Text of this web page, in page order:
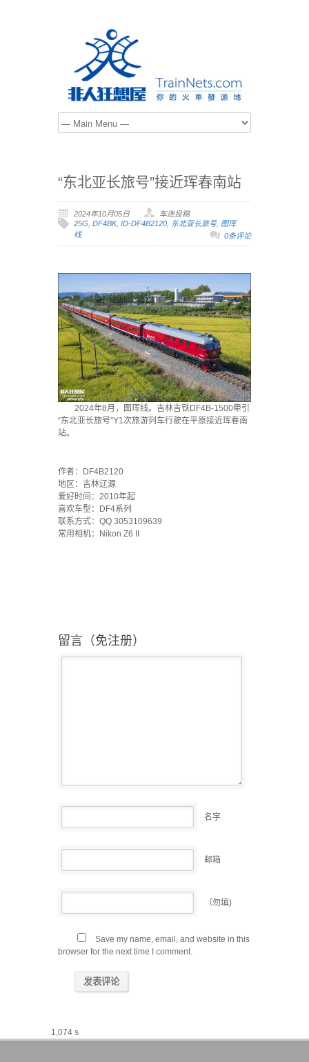
“东北亚长旅号”接近珲春南站
2024年10月05日
车迷投稿
25G, DF4BK, ID-DF4B2120, 东北亚长旅号, 图珲
线
0条评论
2024年8月，图珲线。吉林吉铁DF4B-1500牵引
“东北亚长旅号”Y1次旅游列车行驶在平原接近珲春南
站。
作者：DF4B2120
地区：吉林辽源
爱好时间：2010年起
喜欢车型：DF4系列
联系方式：QQ 3053109639
常用相机：Nikon Z6 II
留言（免注册）
名字
邮箱
（勿填)
Save my name, email, and website in this
browser for the next time I comment.
1,074 s